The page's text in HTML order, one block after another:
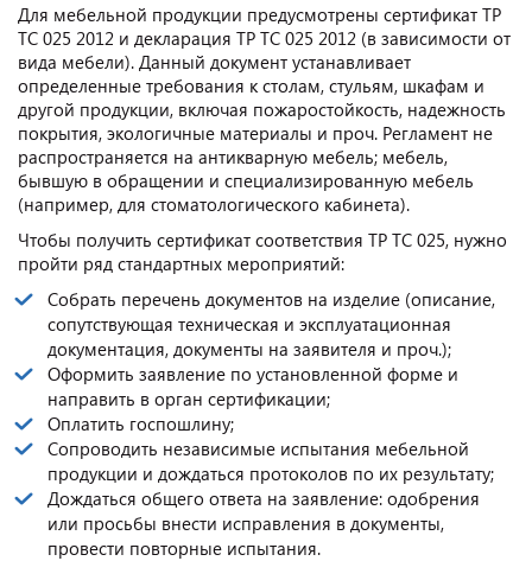
Для мебельной продукции предусмотрены сертификат ТР
ТС 025 2012 и декларация ТР ТС 025 2012 (в зависимости от
вида мебели). Данный документ устанавливает
определенные требования к столам, стульям, шкафам и
другой продукции, включая пожаростойкость, надежность
покрытия, экологичные материалы и проч. Регламент не
распространяется на антикварную мебель; мебель,
бывшую в обращении и специализированную мебель
(например, для стоматологического кабинета).
Чтобы получить сертификат соответствия ТР ТС 025, нужно
пройти ряд стандартных мероприятий:
Собрать перечень документов на изделие (описание,
сопутствующая техническая и эксплуатационная
документация, документы на заявителя и проч.);
Оформить заявление по установленной форме и
направить в орган сертификации;
Оплатить госпошлину;
Сопроводить независимые испытания мебельной
продукции и дождаться протоколов по их результату;
Дождаться общего ответа на заявление: одобрения
или просьбы внести исправления в документы,
провести повторные испытания.